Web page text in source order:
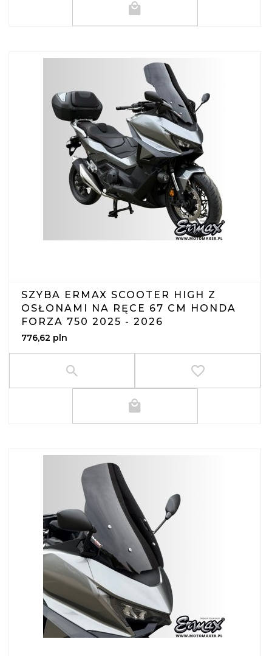
SZYBA ERMAX SCOOTER HIGH Z
OSŁONAMI NA RĘCE 67 CM HONDA
FORZA 750 2025 - 2026
776,62 pln